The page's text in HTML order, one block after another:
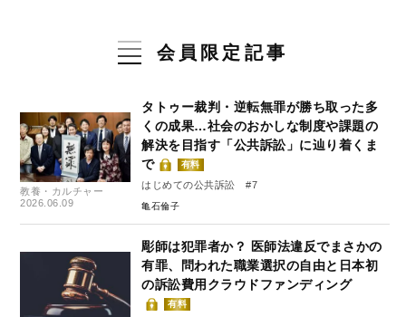
会員限定記事
教養・カルチャー
2026.06.09
タトゥー裁判・逆転無罪が勝ち取った多
くの成果…社会のおかしな制度や課題の
解決を目指す「公共訴訟」に辿り着くま
で
有料
はじめての公共訴訟 #7
亀石倫子
彫師は犯罪者か？ 医師法違反でまさかの
有罪、問われた職業選択の自由と日本初
の訴訟費用クラウドファンディング
有料